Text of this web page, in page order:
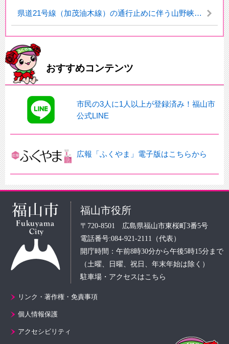
県道21号線（加茂油木線）の通行止めに伴う山野峡キャンプ場の利用中止について（お知らせ）
おすすめコンテンツ
市民の3人に1人以上が登録済み！福山市
公式LINE
広報「ふくやま」電子版はこちらから
福山市役所
〒720-8501 広島県福山市東桜町3番5号
電話番号:084-921-2111（代表）
開庁時間：午前8時30分から午後5時15分まで
（土曜、日曜、祝日、年末年始は除く）
駐車場・アクセスはこちら
リンク・著作権・免責事項
個人情報保護
アクセシビリティ